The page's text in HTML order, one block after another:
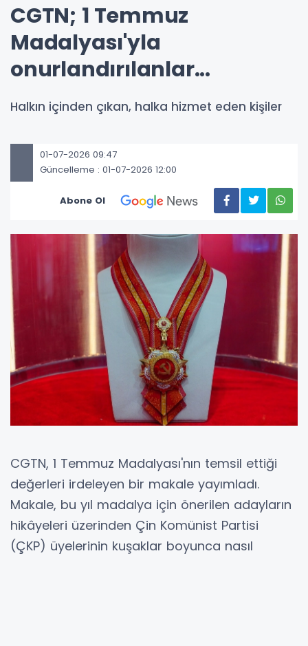
CGTN; 1 Temmuz
Madalyası'yla
onurlandırılanlar...
Halkın içinden çıkan, halka hizmet eden kişiler
01-07-2026 09:47
Güncelleme : 01-07-2026 12:00
Abone Ol
CGTN, 1 Temmuz Madalyası'nın temsil ettiği
değerleri irdeleyen bir makale yayımladı.
Makale, bu yıl madalya için önerilen adayların
hikâyeleri üzerinden Çin Komünist Partisi
(ÇKP) üyelerinin kuşaklar boyunca nasıl